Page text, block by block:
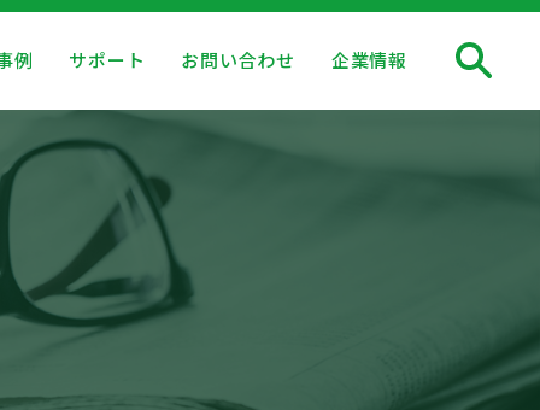
例 サポート お問い合わせ 企業情報